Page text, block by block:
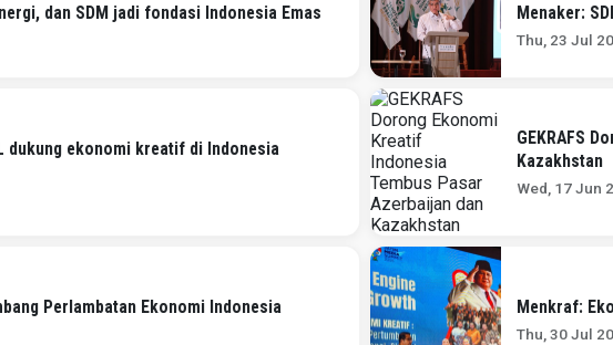
dan SDM jadi fondasi Indonesia Emas Menaker:
Thu, 23 Jul
dukung ekonomi kreatif di Indonesia
GEKRAFS
Kazakhstan
Wed, 17 Jun
Perlambatan Ekonomi Indonesia Menkraf:
Thu, 30 Jul